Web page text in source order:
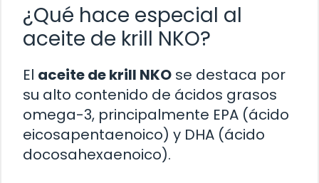
¿Qué hace especial al
aceite de krill NKO?
El aceite de krill NKO se destaca por
su alto contenido de ácidos grasos
omega-3, principalmente EPA (ácido
eicosapentaenoico) y DHA (ácido
docosahexaenoico).